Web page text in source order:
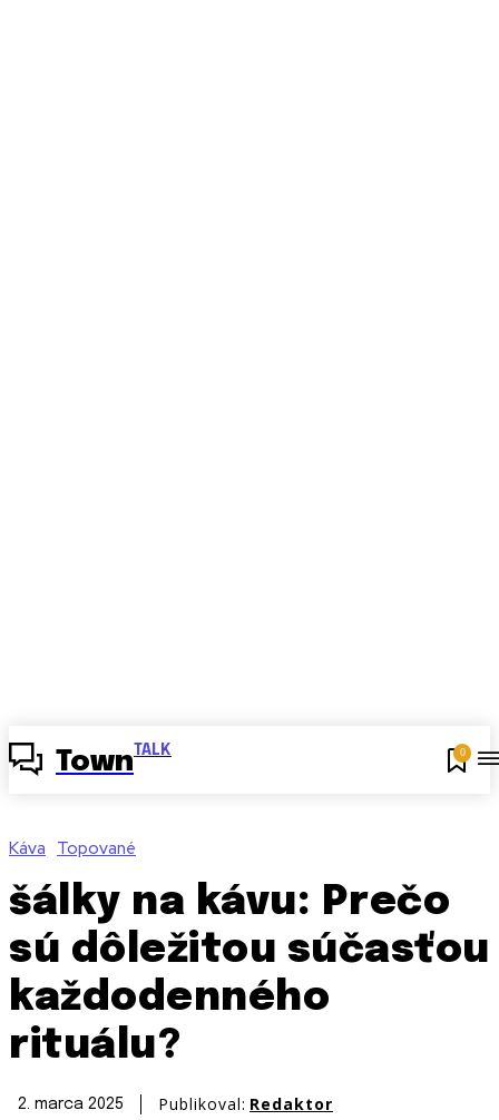
Town TALK 0
Káva Topované
šálky na kávu: Prečo
sú dôležitou súčasťou
každodenného
rituálu?
2. marca 2025 Publikoval: Redaktor